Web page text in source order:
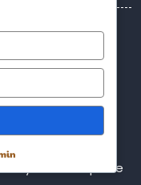
By Themespride